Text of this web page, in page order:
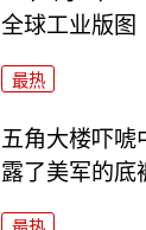
全球工业版图
最热
五角大楼吓唬
露了美军的底